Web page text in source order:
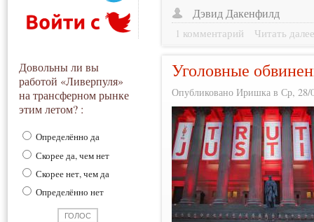
Довольны ли вы
работой «Ливерпуля»
на трансферном рынке
этим летом? :
Определённо да
Скорее да, чем нет
Скорее нет, чем да
Определённо нет
Дэвид Дакенфилд
1 комментарий Читать
Уголовные
Опубликовано Иришка в Ср, 28/